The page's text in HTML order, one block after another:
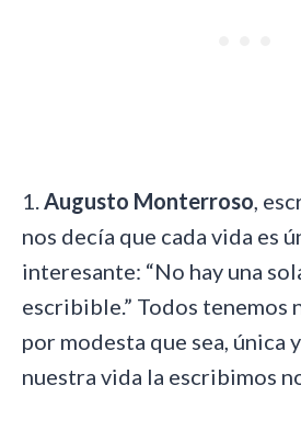
1. Augusto Monterroso ,
nos decía que cada vida es
interesante: “No hay una
escribible.” Todos tenemos
por modesta que sea, única
nuestra vida la escribimos